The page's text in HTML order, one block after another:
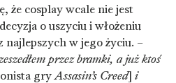
że cosplay wcale nie jest
o uszyciu i włożeniu
najlepszych w jego życiu. –
przez bramki, a już ktoś
gry Assasin’s Creed] i